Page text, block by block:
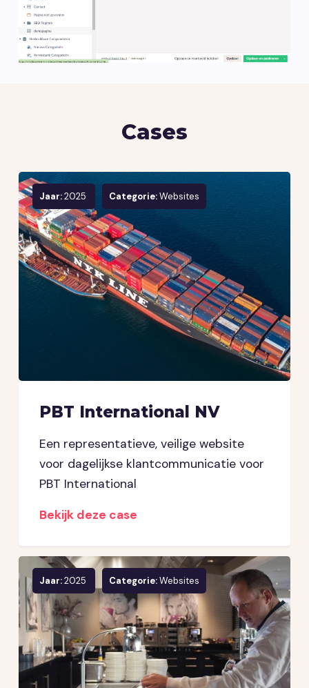
Cases
Jaar:2025 Categorie:Websites
PBT International NV
Een representatieve, veilige website
voor dagelijkse klantcommunicatie voor
PBT International
Bekijk deze case
Jaar:2025 Categorie:Websites